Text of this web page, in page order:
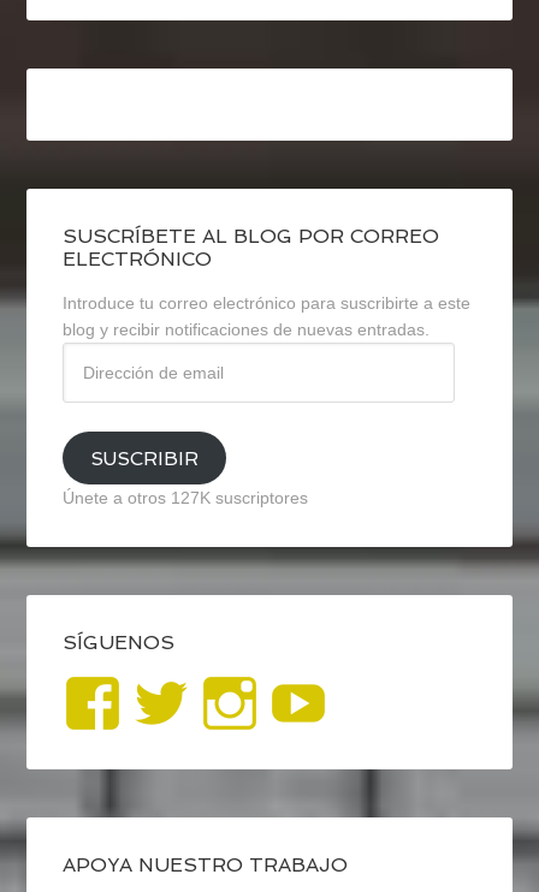
SUSCRÍBETE AL BLOG POR CORREO
ELECTRÓNICO
Introduce tu correo electrónico para suscribirte a este
blog y recibir notificaciones de nuevas entradas.
email
SUSCRIBIR
Únete a otros 127K suscriptores
SÍGUENOS
Ver
perfil
de
Ver
perfil
de
Ver
perfil
de
APOYA NUESTRO TRABAJO